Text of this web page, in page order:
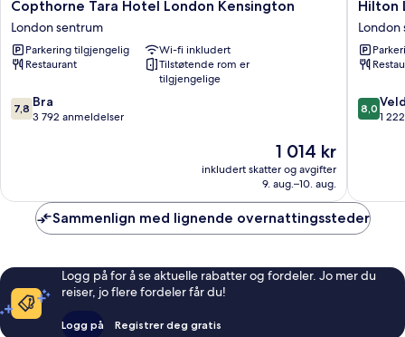
Tara
Hotel
London
Kensington
sentrum
Copthorne Tara Hotel London Kensington
London sentrum
Parkering tilgjengelig
Wi-fi inkludert
Restaurant
Tilstøtende rom er
tilgjengelige
7.8
av
7,8 Bra
3 792 anmeldelser
Prisen
1 014 kr
1 014 kr
inkludert skatter og avgifter
9. aug.–10. aug.
London
Olympia
London
sentrum
Hilton
London
8.0
av
8,0
1
Sammenlign med lignende overnattingssteder
Logg på for å se aktuelle rabatter og fordeler. Jo mer du
reiser, jo flere fordeler får du!
Logg på Registrer deg gratis